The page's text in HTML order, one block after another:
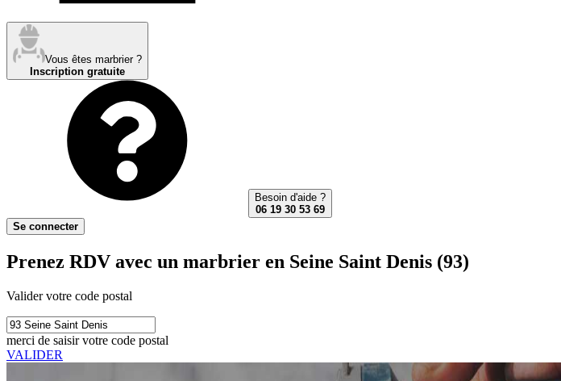
Vous êtes marbrier ?
Inscription gratuite
Besoin d'aide ?
06 19 30 53 69
Se connecter
Prenez RDV avec un marbrier en Seine Saint Denis (93)
Valider votre code postal
merci de saisir votre code postal
VALIDER